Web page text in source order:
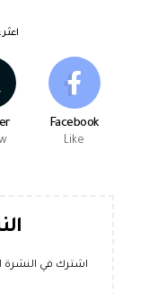
Facebook
Like
اشترك في النشرة